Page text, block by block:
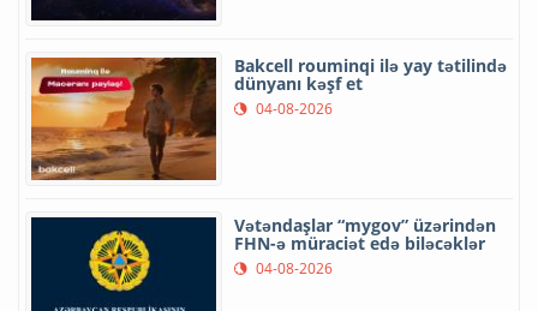
Bakcell rouminqi ilə yay tətilində
dünyanı kəşf et
04-08-2026
Vətəndaşlar “mygov” üzərindən
FHN-ə müraciət edə biləcəklər
04-08-2026